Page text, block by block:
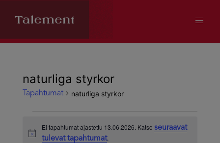
naturliga styrkor
Tapahtumat naturliga styrkor
Tapahtumat
Notice
Ei tapahtumat ajastettu 13.06.2026. Katsoseuraavat
tulevat tapahtumat.